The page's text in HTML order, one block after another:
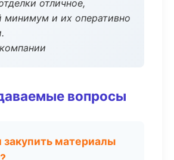
отличное,
минимум и их оперативно
вопросы
материалы